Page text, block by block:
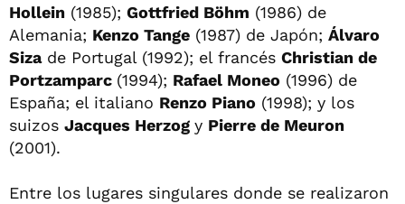
Hollein (1985); Gottfried Böhm (1986) de
Alemania; Kenzo Tange (1987) de Japón; Álvaro
Sizade Portugal (1992); el francés Christian de
Portzamparc (1994); Rafael Moneo (1996) de
España; el italiano Renzo Piano (1998); y los
suizos Jacques Herzog y Pierre de Meuron
(2001).
Entre los lugares singulares donde se realizaron